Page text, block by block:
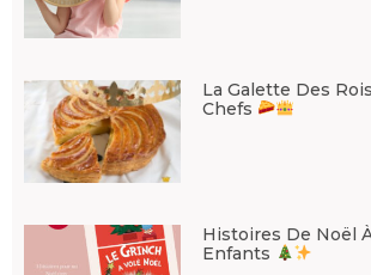
La Galette Des
Chefs
Histoires De Noël
Enfants